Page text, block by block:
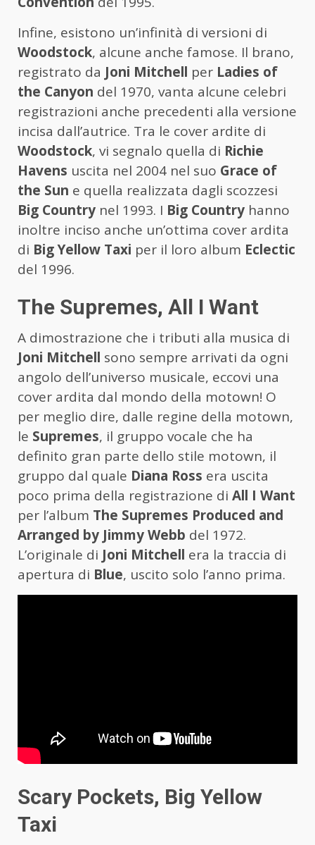
Infine, esistono un’infinità di versioni di
Woodstock, alcune anche famose. Il brano,
registrato da Joni Mitchell per Ladies of
the Canyon del 1970, vanta alcune celebri
registrazioni anche precedenti alla versione
incisa dall’autrice. Tra le cover ardite di
Woodstock, vi segnalo quella di Richie
Havens uscita nel 2004 nel suo Grace of
the Sun e quella realizzata dagli scozzesi
Big Country nel 1993. I Big Country hanno
inoltre inciso anche un’ottima cover ardita
di Big Yellow Taxi per il loro album Eclectic
del 1996.
The Supremes, All I Want
A dimostrazione che i tributi alla musica di
Joni Mitchell sono sempre arrivati da ogni
angolo dell’universo musicale, eccovi una
cover ardita dal mondo della motown! O
per meglio dire, dalle regine della motown,
le Supremes, il gruppo vocale che ha
definito gran parte dello stile motown, il
gruppo dal quale Diana Ross era uscita
poco prima della registrazione di All I Want
per l’album The Supremes Produced and
Arranged by Jimmy Webb del 1972.
L’originale di Joni Mitchell era la traccia di
apertura di Blue, uscito solo l’anno prima.
Scary Pockets, Big Yellow
Taxi